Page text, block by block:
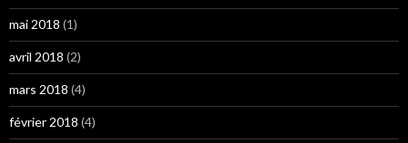
mai 2018 (1)
avril 2018 (2)
mars 2018 (4)
février 2018 (4)